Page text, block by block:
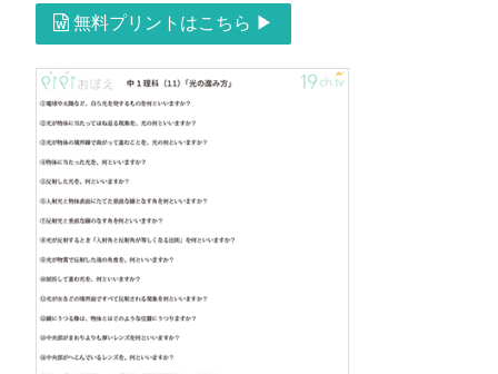
無料プリントはこちら ▶